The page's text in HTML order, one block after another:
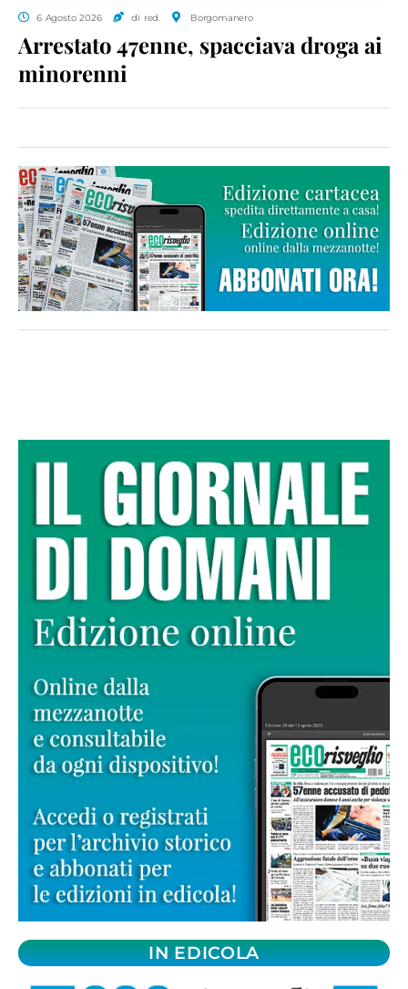
6 Agosto 2026 di red. Borgomanero
Arrestato 47enne, spacciava droga ai
minorenni
IN EDICOLA